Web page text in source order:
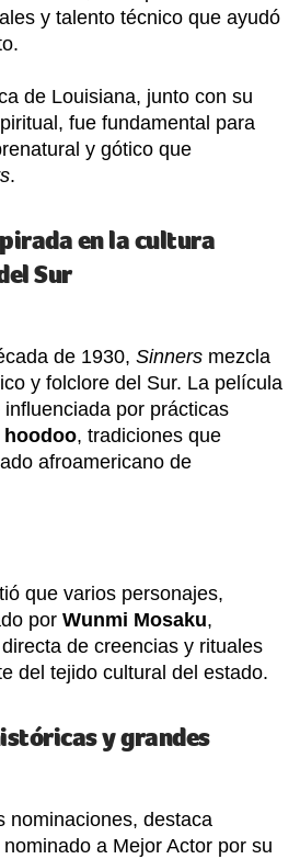
y talento técnico que ayudó
de Louisiana, junto con su
fue fundamental para
y gótico que
.
en la cultura
Sur
de 1930, Sinners mezcla
y folclore del Sur. La película
por prácticas
hoodoo, tradiciones que
afroamericano de
que varios personajes,
por Wunmi Mosaku,
de creencias y rituales
del tejido cultural del estado.
y grandes
nominaciones, destaca
nominado a Mejor Actor por su